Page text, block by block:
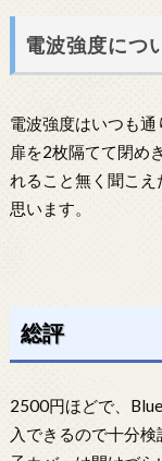
電波強度につ
電波強度はいつも
扉を2枚隔てて閉め
れること無く聞こえ
思います。
総評
2500円ほどで、
入できるので十分